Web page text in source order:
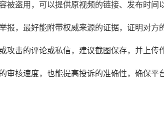
被盗用，可以提供原视频的链接、发布时间
报，最好能附带权威来源的证据，证明对方
攻击的评论或私信，建议截图保存，并上传
审核速度，也能提高投诉的准确性，确保平